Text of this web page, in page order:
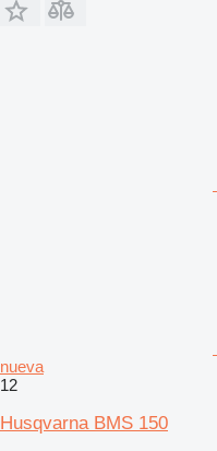
nueva
12
Husqvarna BMS 150